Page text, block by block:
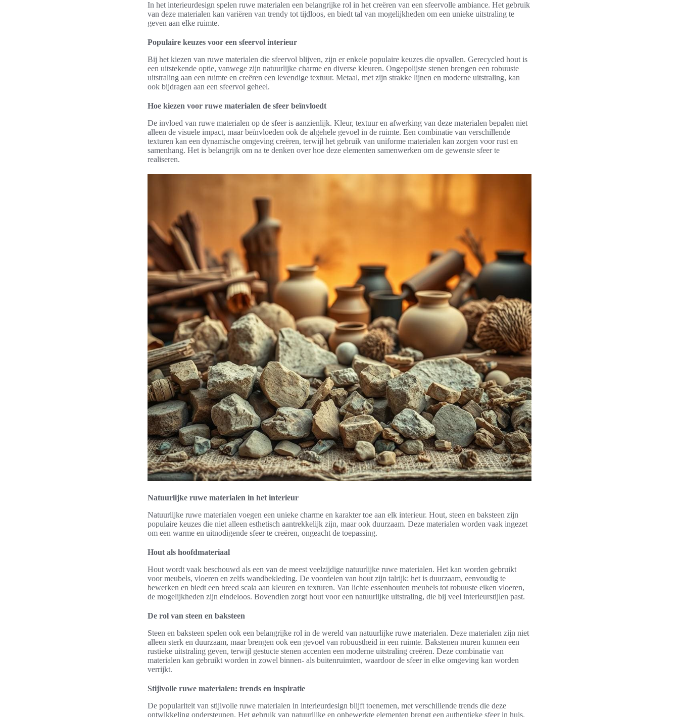
In het interieurdesign spelen ruwe materialen een belangrijke rol in het creëren van een sfeervolle ambiance. Het gebruik
van deze materialen kan variëren van trendy tot tijdloos, en biedt tal van mogelijkheden om een unieke uitstraling te
geven aan elke ruimte.
Populaire keuzes voor een sfeervol interieur
Bij het kiezen van ruwe materialen die sfeervol blijven, zijn er enkele populaire keuzes die opvallen. Gerecycled hout is
een uitstekende optie, vanwege zijn natuurlijke charme en diverse kleuren. Ongepolijste stenen brengen een robuuste
uitstraling aan een ruimte en creëren een levendige textuur. Metaal, met zijn strakke lijnen en moderne uitstraling, kan
ook bijdragen aan een sfeervol geheel.
Hoe kiezen voor ruwe materialen de sfeer beïnvloedt
De invloed van ruwe materialen op de sfeer is aanzienlijk. Kleur, textuur en afwerking van deze materialen bepalen niet
alleen de visuele impact, maar beïnvloeden ook de algehele gevoel in de ruimte. Een combinatie van verschillende
texturen kan een dynamische omgeving creëren, terwijl het gebruik van uniforme materialen kan zorgen voor rust en
samenhang. Het is belangrijk om na te denken over hoe deze elementen samenwerken om de gewenste sfeer te
realiseren.
Natuurlijke ruwe materialen in het interieur
Natuurlijke ruwe materialen voegen een unieke charme en karakter toe aan elk interieur. Hout, steen en baksteen zijn
populaire keuzes die niet alleen esthetisch aantrekkelijk zijn, maar ook duurzaam. Deze materialen worden vaak ingezet
om een warme en uitnodigende sfeer te creëren, ongeacht de toepassing.
Hout als hoofdmateriaal
Hout wordt vaak beschouwd als een van de meest veelzijdige natuurlijke ruwe materialen. Het kan worden gebruikt
voor meubels, vloeren en zelfs wandbekleding. De voordelen van hout zijn talrijk: het is duurzaam, eenvoudig te
bewerken en biedt een breed scala aan kleuren en texturen. Van lichte essenhouten meubels tot robuuste eiken vloeren,
de mogelijkheden zijn eindeloos. Bovendien zorgt hout voor een natuurlijke uitstraling, die bij veel interieurstijlen past.
De rol van steen en baksteen
Steen en baksteen spelen ook een belangrijke rol in de wereld van natuurlijke ruwe materialen. Deze materialen zijn niet
alleen sterk en duurzaam, maar brengen ook een gevoel van robuustheid in een ruimte. Bakstenen muren kunnen een
rustieke uitstraling geven, terwijl gestucte stenen accenten een moderne uitstraling creëren. Deze combinatie van
materialen kan gebruikt worden in zowel binnen- als buitenruimten, waardoor de sfeer in elke omgeving kan worden
verrijkt.
Stijlvolle ruwe materialen: trends en inspiratie
De populariteit van stijlvolle ruwe materialen in interieurdesign blijft toenemen, met verschillende trends die deze
ontwikkeling ondersteunen. Het gebruik van natuurlijke en onbewerkte elementen brengt een authentieke sfeer in huis.